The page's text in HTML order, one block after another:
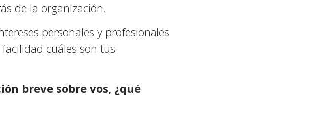
de la organización.
personales y profesionales
cuáles son tus
breve sobre vos, ¿qué